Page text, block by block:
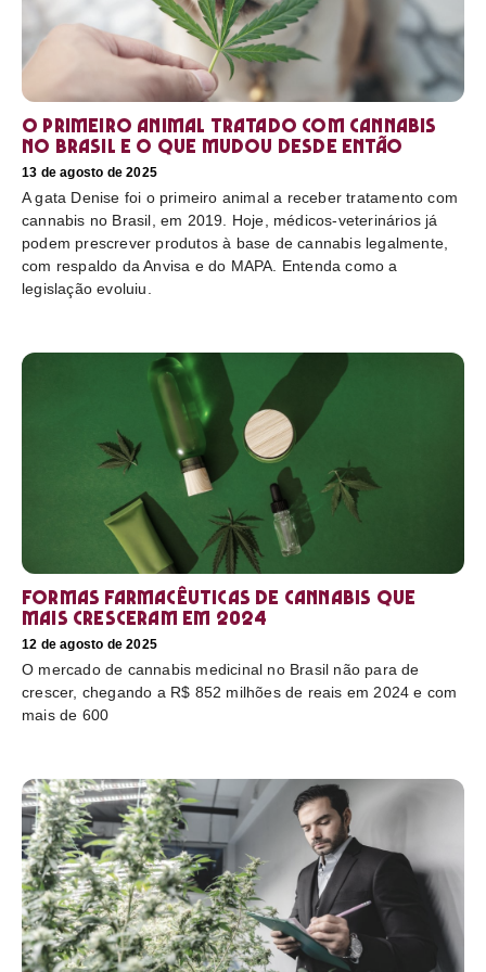
O primeiro animal tratado com cannabis
no Brasil e o que mudou desde então
13 de agosto de 2025
A gata Denise foi o primeiro animal a receber tratamento com
cannabis no Brasil, em 2019. Hoje, médicos-veterinários já
podem prescrever produtos à base de cannabis legalmente,
com respaldo da Anvisa e do MAPA. Entenda como a
legislação evoluiu.
Formas farmacêuticas de cannabis que
mais cresceram em 2024
12 de agosto de 2025
O mercado de cannabis medicinal no Brasil não para de
crescer, chegando a R$ 852 milhões de reais em 2024 e com
mais de 600